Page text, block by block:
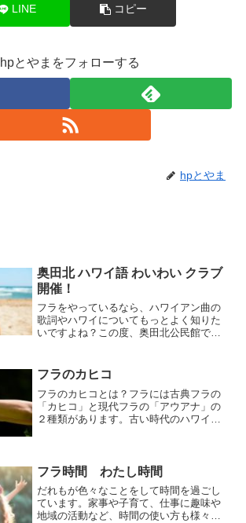
LINE コピー
hpとやまをフォローする
hpとやま
奥田北 ハワイ語 わいわい クラブ
開催！
フラをやっているなら、ハワイアン曲の
歌詞やハワイについてもっとよく知りた
いですよね？この度、奥田北公民館で
て、みんなで学びましょう！」という集
まりです。このサークル...
フラのカヒコ
フラのカヒコとは？フラには古典フラの
「カヒコ」と現代フラの「アウアナ」の
２種類があります。古い時代のハワイの
りで、神様への奉げる神聖...
フラ時間 わたし時間
だれもが色々なことをして時間を過ごし
ています。家事や子育て、仕事に趣味や
地域の活動など、時間の使い方も様々。